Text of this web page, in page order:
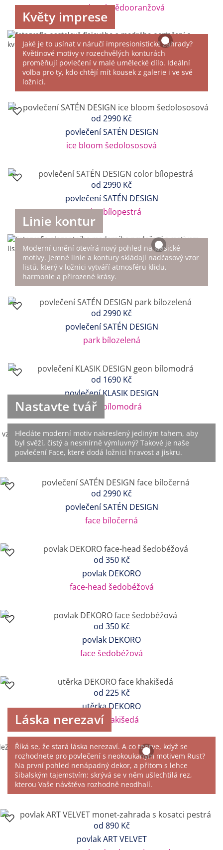
retro zelenohnědooranžová
Květy imprese
Jaké je to usínat v náručí impresionistické zahrady?
Květinové motivy v rozechvělých konturách
proměňují povlečení v malé umělecké dílo. Ideální
volba pro ty, kdo chtějí mít kousek z galerie i ve své
ložnici.
od 2990 Kč
povlečení SATÉN DESIGN
ice bloom šedolososová
od 2990 Kč
povlečení SATÉN DESIGN
color bílopestrá
od 2990 Kč
povlečení SATÉN DESIGN
park bílozelená
od 1690 Kč
povlečení KLASIK DESIGN
geon bílomodrá
Linie kontur
Moderní umění otevírá nový pohled na klasické
motivy. Jemné linie a kontury skládají nadčasový vzor
listů, který v ložnici vytváří atmosféru klidu,
harmonie a přirozené krásy.
Nastavte tvář
Hledáte moderní motiv nakreslený jediným tahem, aby
byl svěží, čistý a nesmírně výmluvný? Takové je naše
povlečení Face, které dodá ložnici hravost a jiskru.
od 2990 Kč
povlečení SATÉN DESIGN
face bíločerná
od 350 Kč
povlak DEKORO
face-head šedobéžová
od 350 Kč
povlak DEKORO
face šedobéžová
od 225 Kč
utěrka DEKORO
face khakišedá
Láska nerezaví
Říká se, že stará láska nerezaví. A co teprve, když se
rozhodnete pro povlečení s neokoukaným motivem Rust?
Na první pohled nenápadný dekor, a přitom s lehce
šibalským tajemstvím: skrývá se v něm ušlechtilá rez,
kterou Vaše návštěva rozhodně neodhalí.
od 890 Kč
povlak ART VELVET